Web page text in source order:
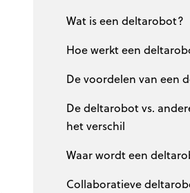
Wat is een deltarobot?
Hoe werkt een
De voordelen van een
De deltarobot vs.
het verschil
Waar wordt een
Collaboratieve